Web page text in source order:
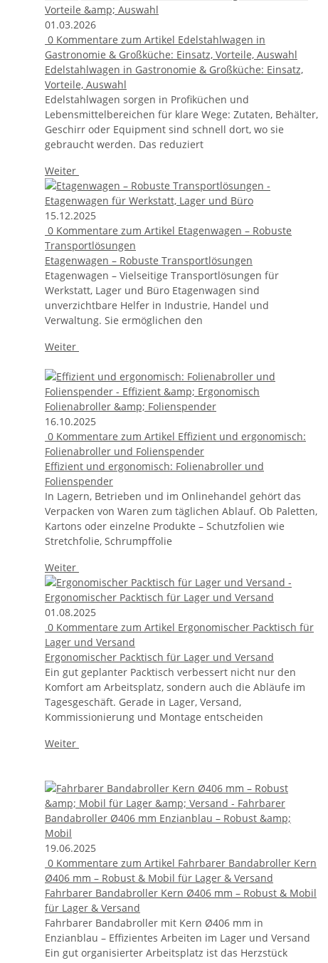
01.03.2026
0 Kommentare zum Artikel Edelstahlwagen in
Gastronomie & Großküche: Einsatz, Vorteile, Auswahl
Edelstahlwagen in Gastronomie & Großküche: Einsatz,
Vorteile, Auswahl
Edelstahlwagen sorgen in Profiküchen und
Lebensmittelbereichen für klare Wege: Zutaten, Behälter,
Geschirr oder Equipment sind schnell dort, wo sie
gebraucht werden. Das reduziert
Weiter
15.12.2025
0 Kommentare zum Artikel Etagenwagen – Robuste
Transportlösungen
Etagenwagen – Robuste Transportlösungen
Etagenwagen – Vielseitige Transportlösungen für
Werkstatt, Lager und Büro Etagenwagen sind
unverzichtbare Helfer in Industrie, Handel und
Verwaltung. Sie ermöglichen den
Weiter
16.10.2025
0 Kommentare zum Artikel Effizient und ergonomisch:
Folienabroller und Folienspender
Effizient und ergonomisch: Folienabroller und
Folienspender
In Lagern, Betrieben und im Onlinehandel gehört das
Verpacken von Waren zum täglichen Ablauf. Ob Paletten,
Kartons oder einzelne Produkte – Schutzfolien wie
Stretchfolie, Schrumpffolie
Weiter
01.08.2025
0 Kommentare zum Artikel Ergonomischer Packtisch für
Lager und Versand
Ergonomischer Packtisch für Lager und Versand
Ein gut geplanter Packtisch verbessert nicht nur den
Komfort am Arbeitsplatz, sondern auch die Abläufe im
Tagesgeschäft. Gerade in Lager, Versand,
Kommissionierung und Montage entscheiden
Weiter
19.06.2025
0 Kommentare zum Artikel Fahrbarer Bandabroller Kern
Ø406 mm – Robust & Mobil für Lager & Versand
Fahrbarer Bandabroller Kern Ø406 mm – Robust & Mobil
für Lager & Versand
Fahrbarer Bandabroller mit Kern Ø406 mm in
Enzianblau – Effizientes Arbeiten im Lager und Versand
Ein gut organisierter Arbeitsplatz ist das Herzstück